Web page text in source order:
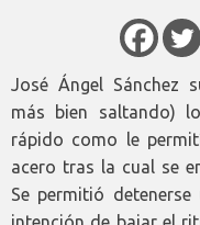
José Ángel Sánchez
más bien saltando)
rápido como le
acero tras la cual se
Se permitió